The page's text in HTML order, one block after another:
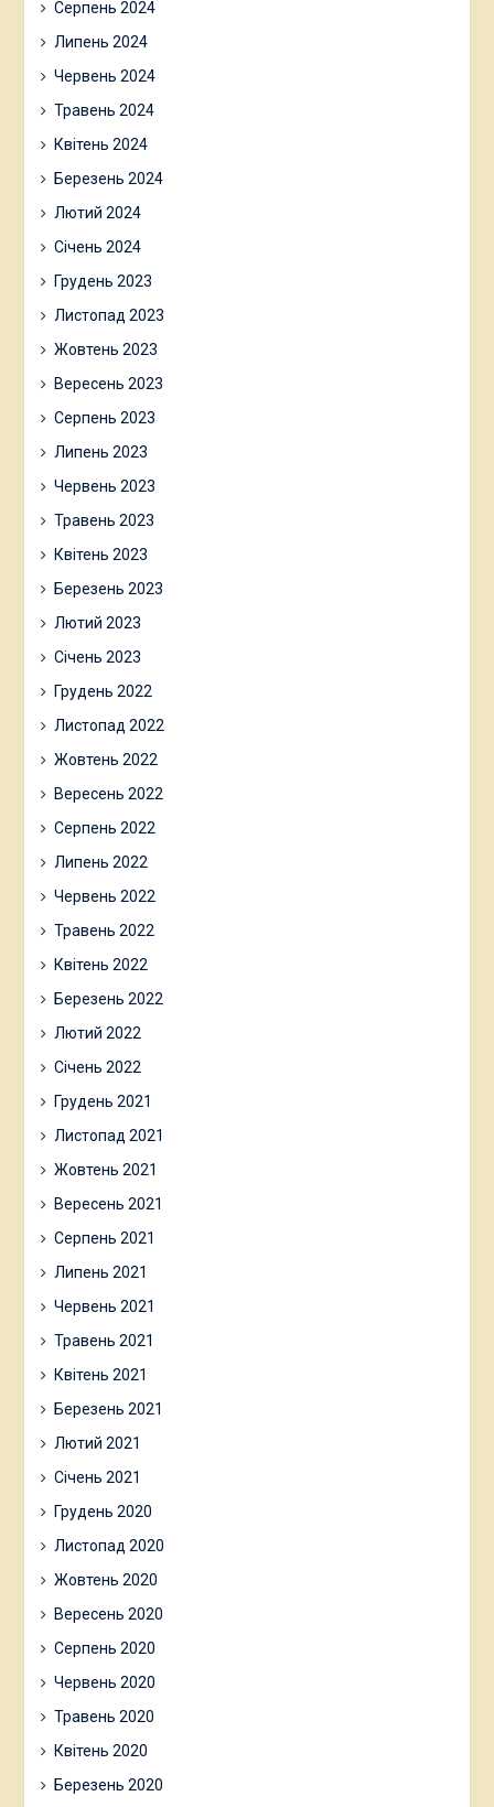
Серпень 2024
Липень 2024
Червень 2024
Травень 2024
Квітень 2024
Березень 2024
Лютий 2024
Січень 2024
Грудень 2023
Листопад 2023
Жовтень 2023
Вересень 2023
Серпень 2023
Липень 2023
Червень 2023
Травень 2023
Квітень 2023
Березень 2023
Лютий 2023
Січень 2023
Грудень 2022
Листопад 2022
Жовтень 2022
Вересень 2022
Серпень 2022
Липень 2022
Червень 2022
Травень 2022
Квітень 2022
Березень 2022
Лютий 2022
Січень 2022
Грудень 2021
Листопад 2021
Жовтень 2021
Вересень 2021
Серпень 2021
Липень 2021
Червень 2021
Травень 2021
Квітень 2021
Березень 2021
Лютий 2021
Січень 2021
Грудень 2020
Листопад 2020
Жовтень 2020
Вересень 2020
Серпень 2020
Червень 2020
Травень 2020
Квітень 2020
Березень 2020